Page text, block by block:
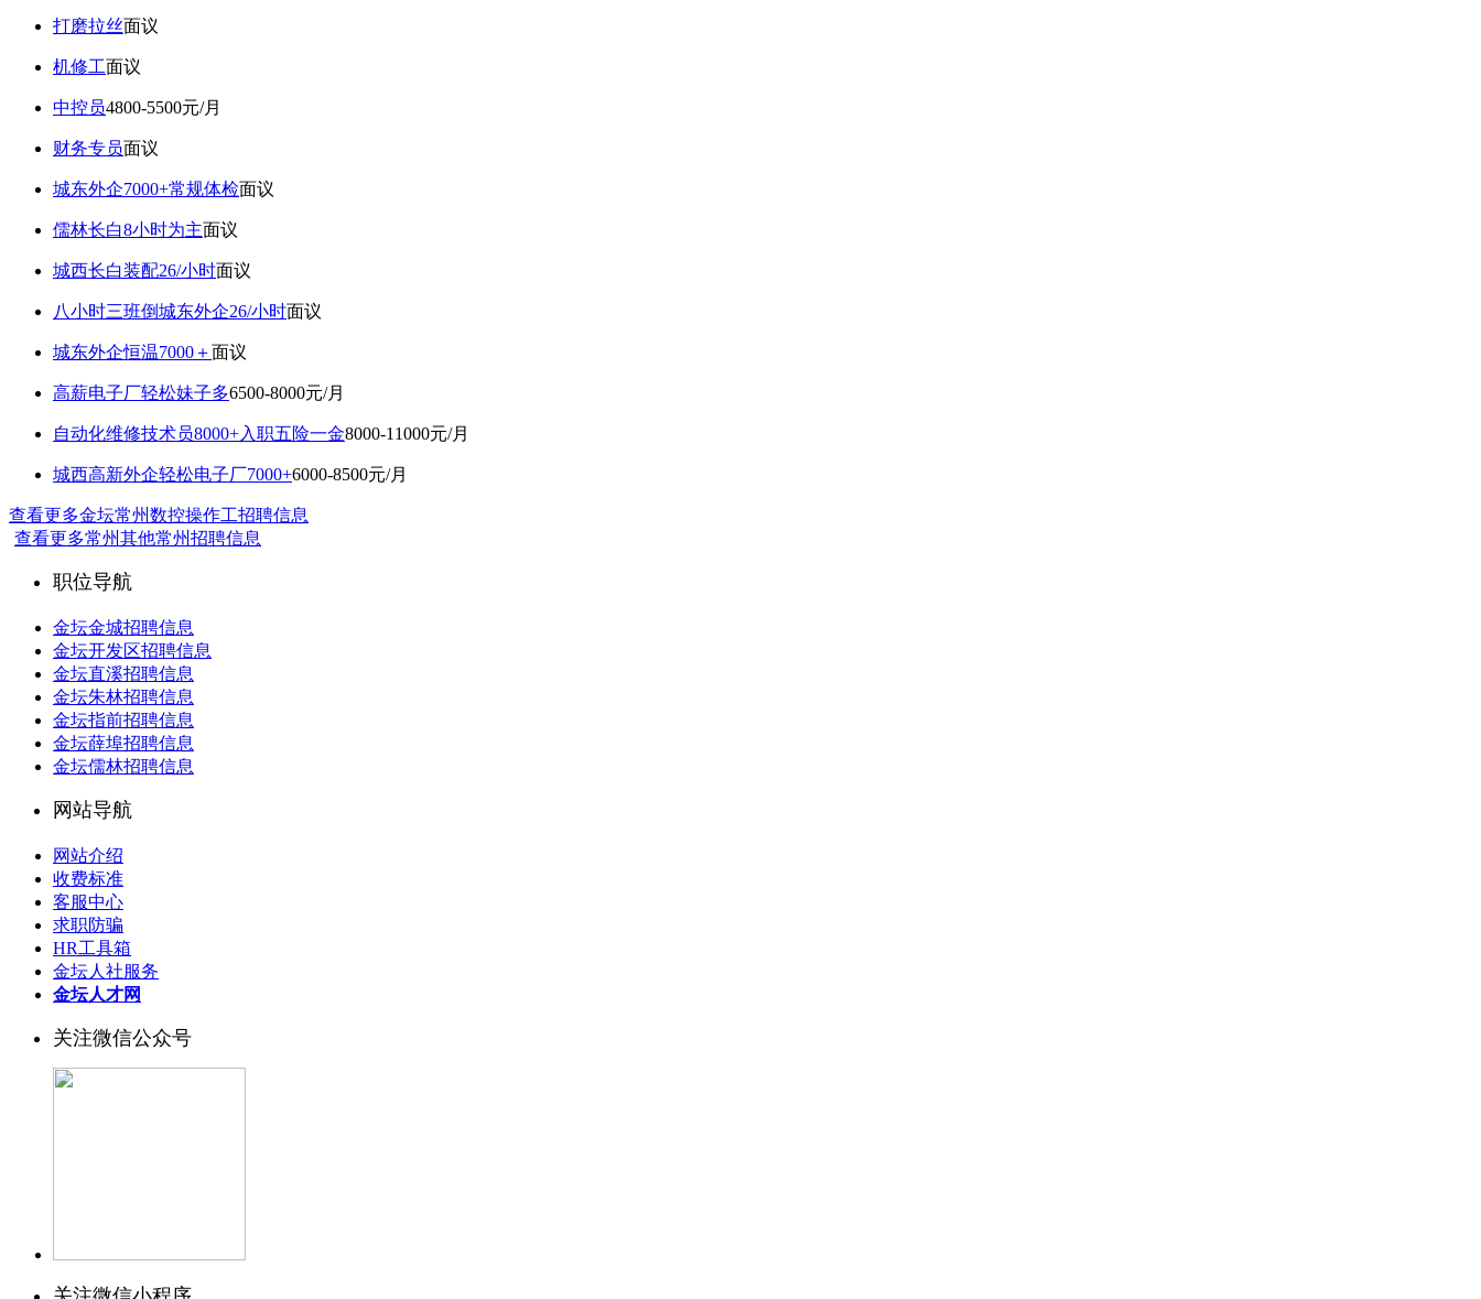
打磨拉丝面议
机修工面议
中控员4800-5500元/月
财务专员面议
城东外企7000+常规体检面议
儒林长白8小时为主面议
城西长白装配26/小时面议
八小时三班倒城东外企26/小时面议
城东外企恒温7000＋面议
高薪电子厂轻松妹子多6500-8000元/月
自动化维修技术员8000+入职五险一金8000-11000元/月
城西高新外企轻松电子厂7000+6000-8500元/月
查看更多金坛常州数控操作工招聘信息
查看更多常州其他常州招聘信息
职位导航
金坛金城招聘信息
金坛开发区招聘信息
金坛直溪招聘信息
金坛朱林招聘信息
金坛指前招聘信息
金坛薛埠招聘信息
金坛儒林招聘信息
网站导航
网站介绍
收费标准
客服中心
求职防骗
HR工具箱
金坛人社服务
金坛人才网
关注微信公众号